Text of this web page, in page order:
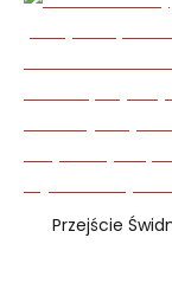
Przejście